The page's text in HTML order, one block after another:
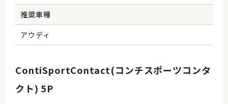
推奨車種
アウディ
ContiSportContact(コンチスポーツコンタ
クト) 5P